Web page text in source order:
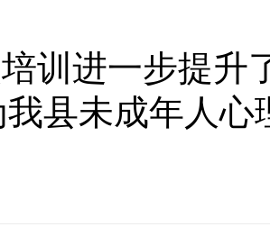
训进一步提升
我县未成年人